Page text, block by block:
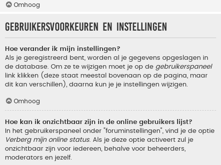
Omhoog
Gebruikersvoorkeuren en instellingen
Hoe verander ik mijn instellingen?
Als je geregistreerd bent, worden al je gegevens opgeslagen in
de database. Om ze te wijzigen moet je op de gebruikerspaneel
link klikken (deze staat meestal bovenaan op de pagina, maar
dit kan verschillen), daarna kun je je instellingen wijzigen.
Omhoog
Hoe kan ik onzichtbaar zijn in de online gebruikers lijst?
In het gebruikerspaneel onder "foruminstellingen", vind je de optie
Verberg mijn online status. Als je deze optie activeert zul je
onzichtbaar zijn voor iedereen, behalve voor beheerders,
moderators en jezelf.